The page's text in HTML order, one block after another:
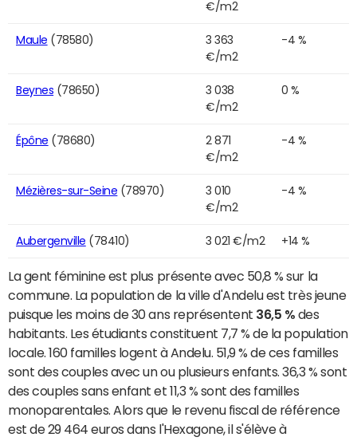
€/m2
Maule (78580)
3 363
€/m2
-4 %
Beynes (78650)
3 038
€/m2
0 %
Épône (78680)
2 871
€/m2
-4 %
Mézières-sur-Seine (78970)
3 010
€/m2
-4 %
Aubergenville (78410) 3 021 €/m2 +14 %
La gent féminine est plus présente avec 50,8 % sur la
commune. La population de la ville d'Andelu est très jeune
puisque les moins de 30 ans représentent 36,5 % des
habitants. Les étudiants constituent 7,7 % de la population
locale. 160 familles logent à Andelu. 51,9 % de ces familles
sont des couples avec un ou plusieurs enfants. 36,3 % sont
des couples sans enfant et 11,3 % sont des familles
monoparentales. Alors que le revenu fiscal de référence
est de 29 464 euros dans l'Hexagone, il s'élève à